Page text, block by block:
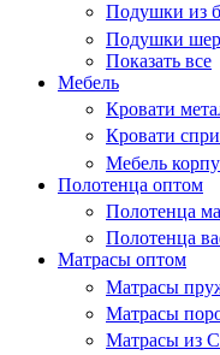
Подушки из
Подушки
Показать все
Мебель
Кровати
Кровати
Мебель
Полотенца оптом
Полотенца
Полотенца
Матрасы оптом
Матрасы
Матрасы
Матрасы из